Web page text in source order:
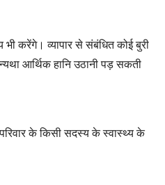
करेंगे। व्यापार से संबंधित कोई बुरी
आर्थिक हानि उठानी पड़ सकती
के किसी सदस्य के स्वास्थ्य के